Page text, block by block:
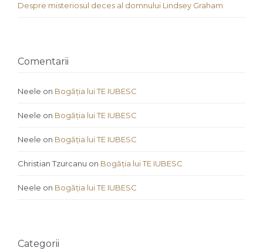
Despre misteriosul deces al domnului Lindsey Graham
Comentarii
Neele on Bogăția lui TE IUBESC
Neele on Bogăția lui TE IUBESC
Neele on Bogăția lui TE IUBESC
Christian Tzurcanu on Bogăția lui TE IUBESC
Neele on Bogăția lui TE IUBESC
Categorii